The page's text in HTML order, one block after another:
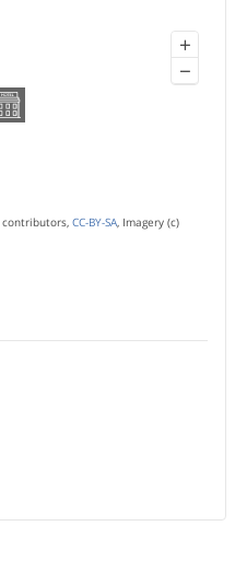
+
−
contributors, CC-BY-SA, Imagery (c)